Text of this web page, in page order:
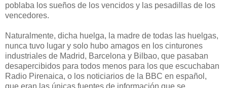
poblaba los sueños de los vencidos y las pesadillas de los
vencedores.
Naturalmente, dicha huelga, la madre de todas las huelgas,
nunca tuvo lugar y solo hubo amagos en los cinturones
industriales de Madrid, Barcelona y Bilbao, que pasaban
desapercibidos para todos menos para los que escuchaban
Radio Pirenaica, o los noticiarios de la BBC en español,
que eran las únicas fuentes de información que se